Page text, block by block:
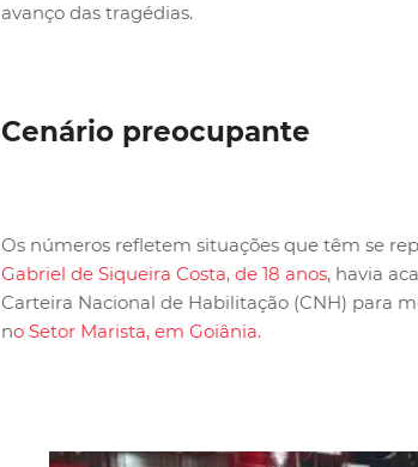
avanço das tragédias.
Cenário preocupante
Os números refletem situações que têm se
Gabriel de Siqueira Costa, de 18 anos,havia
Carteira Nacional de Habilitação (CNH) para
no Setor Marista, em Goiânia.